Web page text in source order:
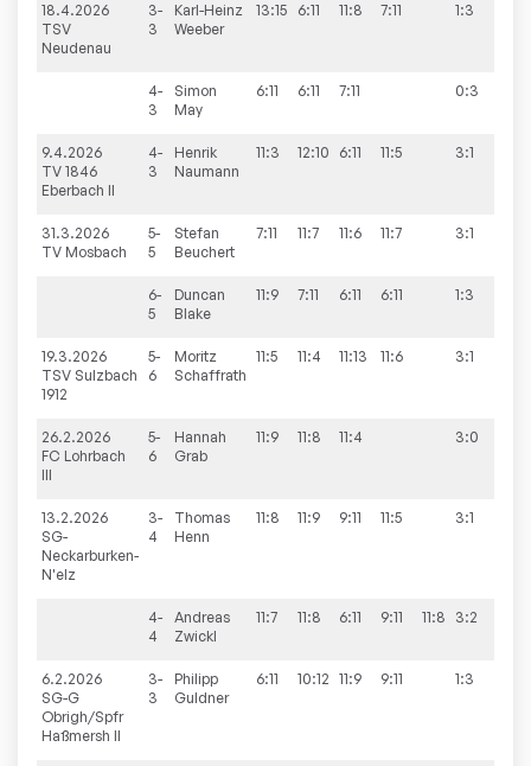
18.4.2026
TSV
Neudenau
3-
3
Karl-Heinz
Weeber
13:15 6:11 11:8 7:11 1:3
4-
3
Simon
May
6:11 6:11 7:11 0:3
9.4.2026
TV 1846
Eberbach II
4-
3
Henrik
Naumann
11:3 12:10 6:11 11:5 3:1
31.3.2026
TV Mosbach
5-
5
Stefan
Beuchert
7:11 11:7 11:6 11:7 3:1
6-
5
Duncan
Blake
11:9 7:11 6:11 6:11 1:3
19.3.2026
TSV Sulzbach
1912
5-
6
Moritz
Schaffrath
11:5 11:4 11:13 11:6 3:1
26.2.2026
FC Lohrbach
III
5-
6
Hannah
Grab
11:9 11:8 11:4 3:0
13.2.2026
SG-
Neckarburken-
N'elz
3-
4
Thomas
Henn
11:8 11:9 9:11 11:5 3:1
4-
4
Andreas
Zwickl
11:7 11:8 6:11 9:11 11:8 3:2
6.2.2026
SG-G
Obrigh/Spfr
Haßmersh II
3-
3
Philipp
Guldner
6:11 10:12 11:9 9:11 1:3